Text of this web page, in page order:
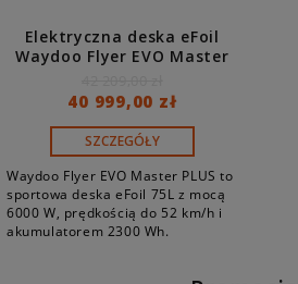
Elektryczna deska eFoil
Waydoo Flyer EVO Master
pilotem i akumulatorem
2300 Wh
40 999,00 zł
SZCZEGÓŁY
Waydoo Flyer EVO Master PLUS to
sportowa deska eFoil 75L z mocą
6000 W, prędkością do 52 km/h i
akumulatorem 2300 Wh.